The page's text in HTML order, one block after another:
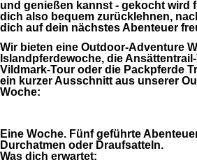
und genießen kannst - gekocht wird
dich also bequem zurücklehnen,
dich auf dein nächstes Abenteuer
Wir bieten eine Outdoor-Adventure
Islandpferdewoche, die
Vildmark-Tour oder die Packpferde
ein kurzer Ausschnitt aus unserer
Woche:
Eine Woche. Fünf geführte
Durchatmen oder Draufsatteln.
Was dich erwartet: